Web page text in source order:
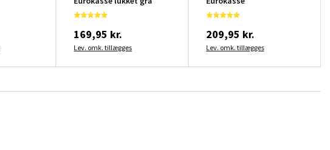
169,95 kr.
Lev. omk. tillægges
209,95 kr.
Lev. omk. tillægges